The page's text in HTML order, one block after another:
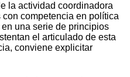
la actividad coordinadora
competencia en política
una serie de principios
el articulado de esta
conviene explicitar